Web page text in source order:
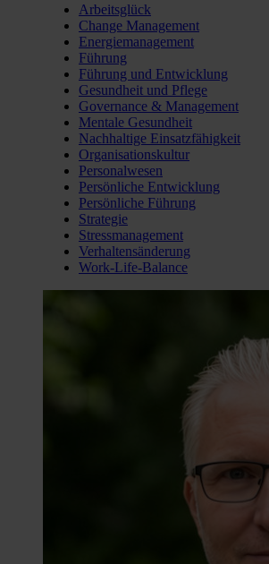
Arbeitsglück
Change Management
Energiemanagement
Führung
Führung und Entwicklung
Gesundheit und Pflege
Governance & Management
Mentale Gesundheit
Nachhaltige Einsatzfähigkeit
Organisationskultur
Personalwesen
Persönliche Entwicklung
Persönliche Führung
Strategie
Stressmanagement
Verhaltensänderung
Work-Life-Balance